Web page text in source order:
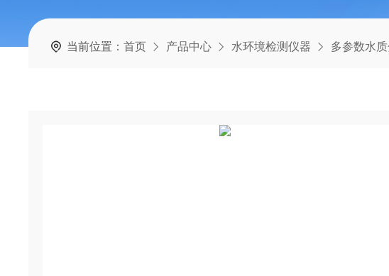
当前位置：首页 产品中心 水环境检测仪器 多参数水